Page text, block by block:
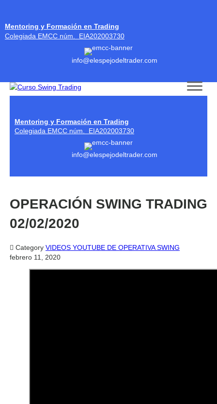
Mentoring y Formación en Trading
Colegiada EMCC núm. EIA202003730
info@elespejodeltrader.com
Mentoring y Formación en Trading
Colegiada EMCC núm. EIA202003730
info@elespejodeltrader.com
OPERACIÓN SWING TRADING
02/02/2020
 Category VIDEOS YOUTUBE DE OPERATIVA SWING
febrero 11, 2020